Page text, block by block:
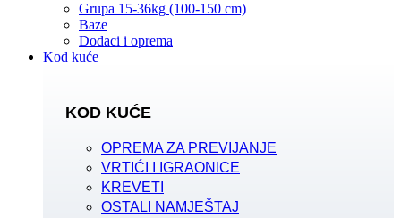
Grupa 15-36kg (100-150 cm)
Baze
Dodaci i oprema
Kod kuće
KOD KUĆE
OPREMA ZA PREVIJANJE
VRTIĆI I IGRAONICE
KREVETI
OSTALI NAMJEŠTAJ